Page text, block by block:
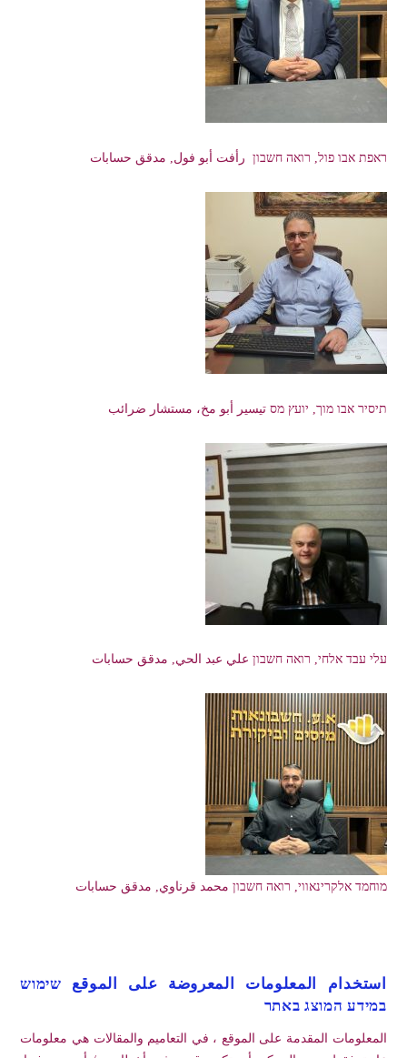
ראפת אבו פול, רואה חשבון رأفت أبو فول, مدقق حسابات
תיסיר אבו מוך, יועץ מס تيسير أبو مخ، مستشار ضرائب
עלי עבד אלחי, רואה חשבון علي عبد الحي, مدقق حسابات
מוחמד אלקרינאווי, רואה חשבון محمد قرناوي, مدقق حسابات
استخدام المعلومات المعروضة على الموقع שימוש
במידע המוצג באתר
المعلومات المقدمة على الموقع ، في التعاميم والمقالات هي معلومات